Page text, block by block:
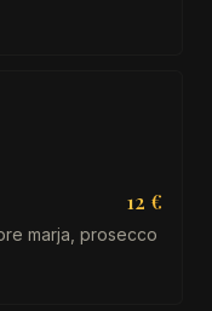
12 €
marja, prosecco